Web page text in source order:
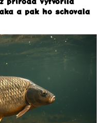
a pak ho schovala